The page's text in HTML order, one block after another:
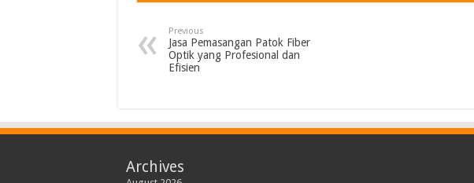
Previous
Jasa Pemasangan Patok Fiber
Optik yang Profesional dan
Efisien
Archives